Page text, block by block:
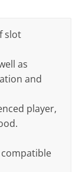
slot
as
and
player,